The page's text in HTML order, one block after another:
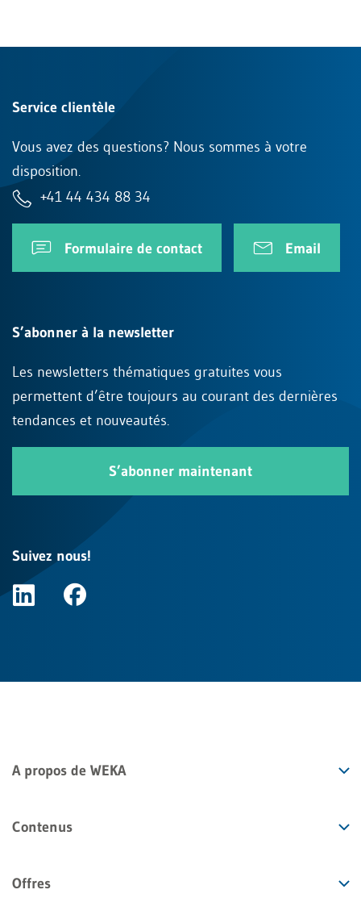
Service clientèle
Vous avez des questions? Nous sommes à votre
disposition.
+41 44 434 88 34
Formulaire de contact Email
S’abonner à la newsletter
Les newsletters thématiques gratuites vous
permettent d’être toujours au courant des dernières
tendances et nouveautés.
S’abonner maintenant
Suivez nous!
A propos de WEKA
Contenus
Offres